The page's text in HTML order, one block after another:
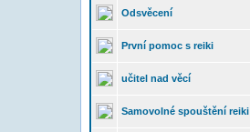
Odsvěcení
První pomoc s reiki
učitel nad věcí
Samovolné spouštění reiki